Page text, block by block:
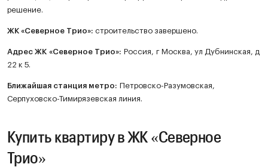
решение.
ЖК «Северное Трио»: строительство завершено.
Адрес ЖК «Северное Трио»: Россия, г Москва, ул Дубнинская, д
22 к 5.
Ближайшая станция метро: Петровско-Разумовская,
Серпуховско-Тимирязевская линия.
Купить квартиру в ЖК «Северное
Трио»